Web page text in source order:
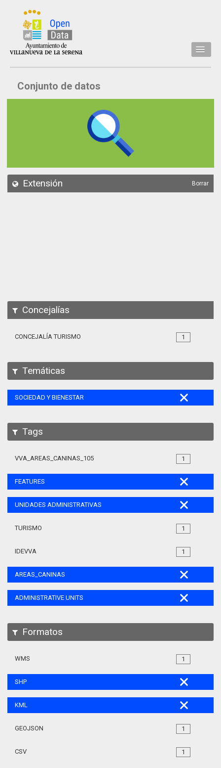
Inicio
Datos
API
Conjunto de datos
Extensión Borrar
Concejalías
1
CONCEJALÍA TURISMO
Temáticas
SOCIEDAD Y BIENESTAR
Tags
1
VVA_AREAS_CANINAS_105
FEATURES
UNIDADES ADMINISTRATIVAS
1
TURISMO
1
IDEVVA
AREAS_CANINAS
ADMINISTRATIVE UNITS
Formatos
1
WMS
SHP
KML
1
GEOJSON
1
CSV